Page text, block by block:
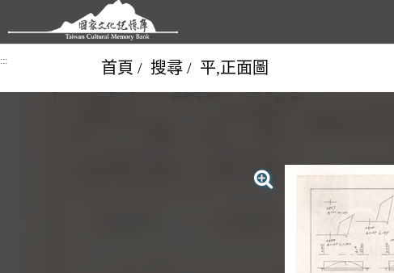
跳到主要內容區塊
::: 首頁 搜尋 平,正面圖